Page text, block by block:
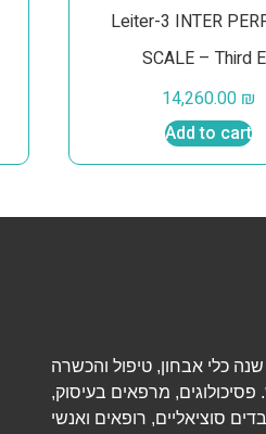
Leiter-3 INTER
SCALE – Third
14,260.00 ₪
Add to cart
חברת סייקטק מפתחת ומספקת מזה כ– 30 שנה כלי אבחון, טיפול והכשרה
מרפאים בעיסוק,
סוציאליים, רופאים ואנשי